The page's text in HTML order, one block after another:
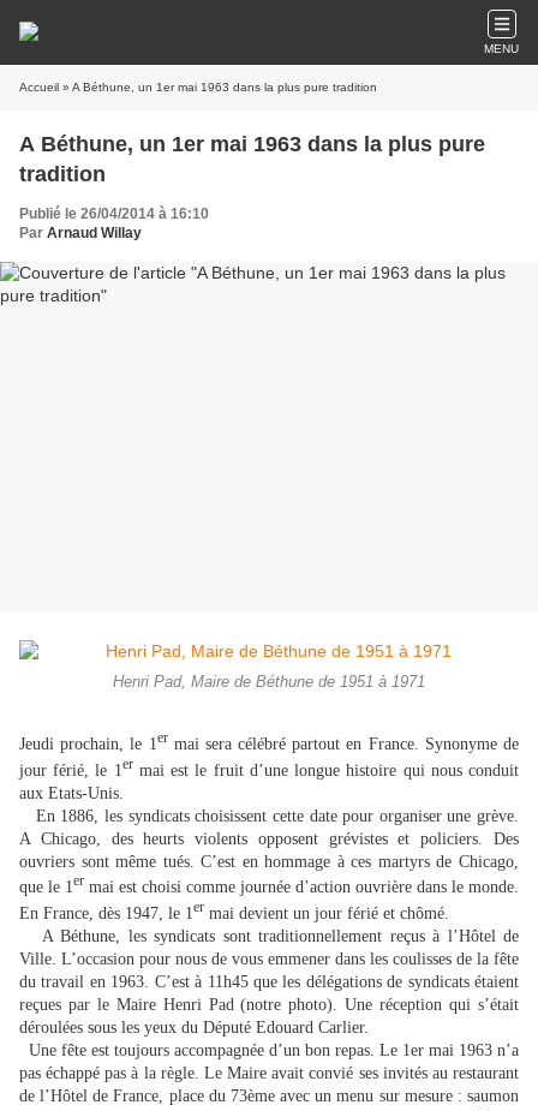
MENU
Accueil » A Béthune, un 1er mai 1963 dans la plus pure tradition
A Béthune, un 1er mai 1963 dans la plus pure
tradition
Publié le 26/04/2014 à 16:10
Par Arnaud Willay
Henri Pad, Maire de Béthune de 1951 à 1971
Jeudi prochain, le 1 er mai sera célébré partout en France. Synonyme de
jour férié, le 1ermai est le fruit d’une longue histoire qui nous conduit
aux Etats-Unis.
En 1886, les syndicats choisissent cette date pour organiser une grève.
A Chicago, des heurts violents opposent grévistes et policiers. Des
ouvriers sont même tués. C’est en hommage à ces martyrs de Chicago,
que le 1er mai est choisi comme journée d’action ouvrière dans le monde.
En France, dès 1947, le 1 er mai devient un jour férié et chômé.
A Béthune, les syndicats sont traditionnellement reçus à l’Hôtel de
Ville. L’occasion pour nous de vous emmener dans les coulisses de la fête
du travail en 1963. C’est à 11h45 que les délégations de syndicats étaient
reçues par le Maire Henri Pad (notre photo). Une réception qui s’était
déroulées sous les yeux du Député Edouard Carlier.
Une fête est toujours accompagnée d’un bon repas. Le 1er mai 1963 n’a
pas échappé pas à la règle. Le Maire avait convié ses invités au restaurant
de l’Hôtel de France, place du 73ème avec un menu sur mesure : saumon